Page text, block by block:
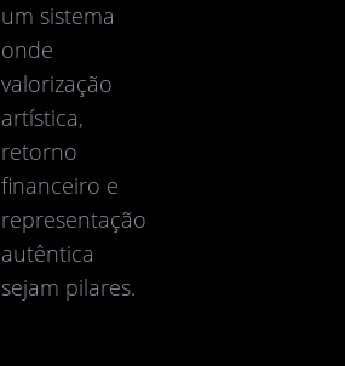
um sistema
onde
valorização
artística,
retorno
financeiro e
representação
autêntica
sejam pilares.